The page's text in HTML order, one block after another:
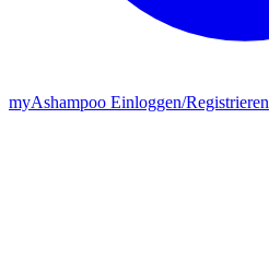
myAshampoo Einloggen/Registrieren